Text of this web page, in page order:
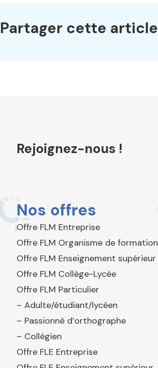
Partager cette article
Rejoignez-nous !
Nos offres
Offre FLM Entreprise
Offre FLM Organisme de formation
Offre FLM Enseignement supérieur
Offre FLM Collège-Lycée
Offre FLM Particulier
– Adulte/étudiant/lycéen
– Passionné d’orthographe
– Collégien
Offre FLE Entreprise